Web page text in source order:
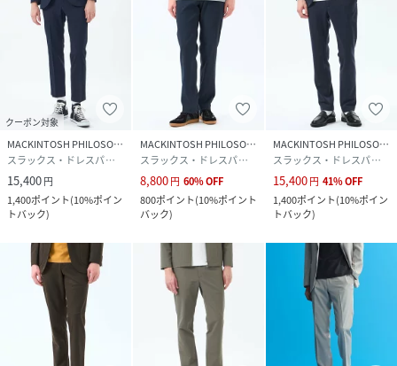
クーポン対象
MACKINTOSH PHILOSOPHY
スラックス・ドレスパンツ
15,400円
1,400ポイント(10%ポイン
トバック)
MACKINTOSH PHILOSOPHY
スラックス・ドレスパンツ
8,800円 60%OFF
800ポイント(10%ポイント
バック)
MACKINTOSH PHILOSOPHY
スラックス・ドレスパンツ
15,400円 41%OFF
1,400ポイント(10%ポイン
トバック)